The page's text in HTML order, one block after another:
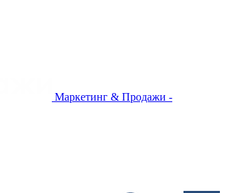
Маркетинг & Продажи -